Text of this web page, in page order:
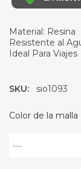
Material: Resina
Resistente al
Ideal Para Viajes
SKU: sio1093
Color de la malla